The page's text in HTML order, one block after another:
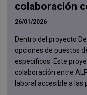
colaboración
26/01/2026
Dentro del proyecto
opciones de puestos
específicos. Este
colaboración entre
laboral accesible a las